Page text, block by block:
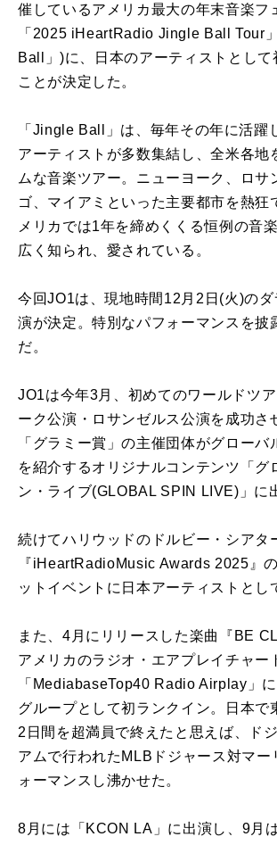
催しているアメリカ最大の年末音楽フ
「2025 iHeartRadio Jingle Ball Tour
Ball」)に、日本のアーティストとして
ことが決定した。
「Jingle Ball」は、毎年その年に活躍
アーティストが多数集結し、全米各地
ムな音楽ツアー。ニューヨーク、ロサ
ゴ、マイアミといった主要都市を熱狂
メリカでは1年を締めくくる恒例の音
広く知られ、愛されている。
今回JO1は、現地時間12月2日(火)のダ
演が決定。特別なパフォーマンスを披
だ。
JO1は今年3月、初めてのワールドツ
ーク公演・ロサンゼルス公演を成功さ
「グラミー賞」の主催団体がグローバ
を紹介するオリジナルコンテンツ「グ
ン・ライブ(GLOBAL SPIN LIVE)」に
続けてハリウッドのドルビー・シアタ
『iHeartRadioMusic Awards 2025』
ットイベントに日本アーティストとし
また、4月にリリースした楽曲『BE
アメリカのラジオ・エアプレイチャー
「MediabaseTop40 Radio Airplay」
グループとして初ランクイン。日本で
2日間を超満員で終えたと思えば、ド
アムで行われたMLBドジャース対マー
ォーマンスし沸かせた。
8月には「KCON LA」に出演し、9月